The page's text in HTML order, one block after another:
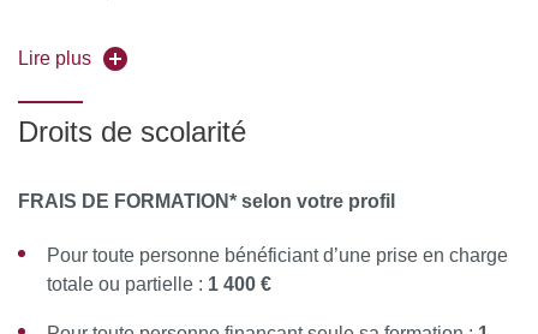
2. Compléter attentivement vos informations personnelles
de validité (carte nationale d'identité ou passeport)
Le diplôme d'État justifiant le niveau d'accès à la
formation souhaitée
Pour les étrangers hors Union Européenne : joindre en
Lire plus
Droits de scolarité
FRAIS DE FORMATION* selon votre profil
Pour toute personne bénéficiant d’une prise en charge
totale ou partielle : 1 400 €